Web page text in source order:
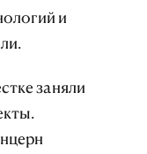
и
заняли